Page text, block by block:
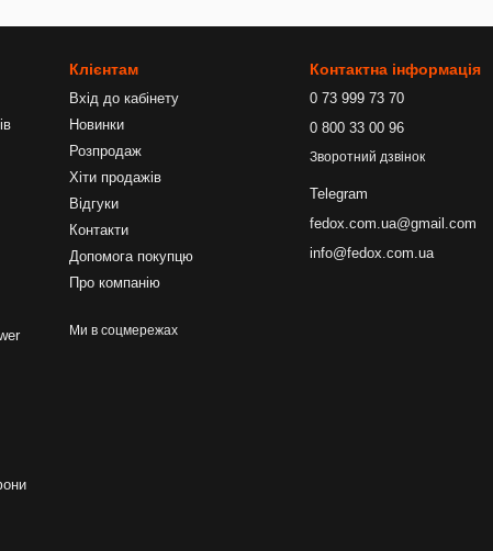
Клієнтам
Вхід до кабінету
Новинки
Розпродаж
Хіти продажів
Відгуки
Контакти
Допомога покупцю
Про компанію
Ми в соцмережах
Контактна інформація
0 73 999 73 70
0 800 33 00 96
Зворотний дзвінок
Telegram
fedox.com.ua@gmail.com
info@fedox.com.ua